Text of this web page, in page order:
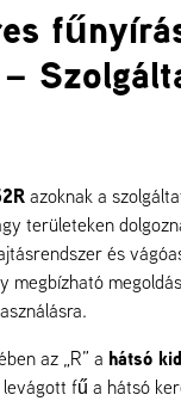
azoknak a
területeken
és
megbízható
az „R” a hátsó
fű a hátsó